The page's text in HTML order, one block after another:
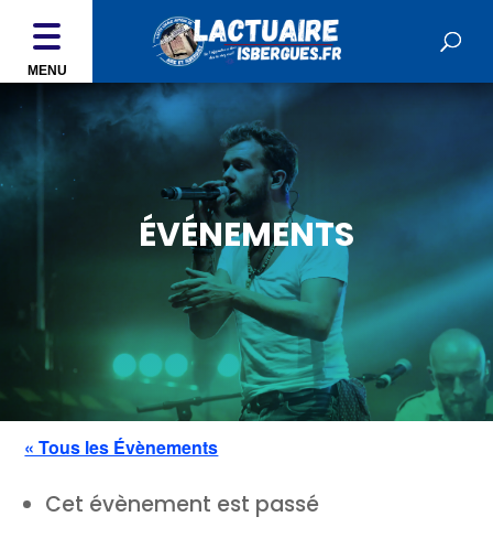
MENU
ÉVÉNEMENTS
« Tous les Évènements
Cet évènement est passé